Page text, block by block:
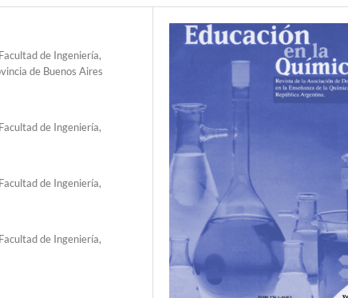
de Ingeniería,
de Buenos Aires
de Ingeniería,
de Ingeniería,
de Ingeniería,